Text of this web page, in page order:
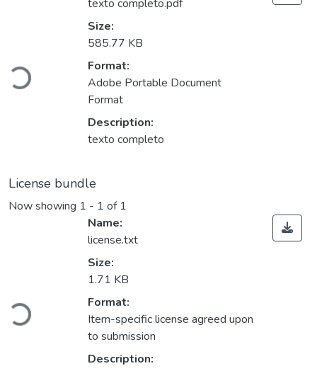
Loading...
texto completo.pdf
Size:
585.77 KB
Format:
Adobe Portable Document
Format
Description:
texto completo
License bundle
Now showing 1 - 1 of 1
Loading...
Name:
license.txt
Size:
1.71 KB
Format:
Item-specific license agreed upon
to submission
Description: